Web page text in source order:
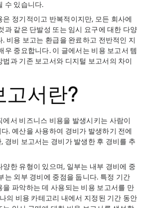
수 있습니다.
은 정기적이고 반복적이지만, 모든 회사에
과 같은 단발성 또는 임시 요구에 대한 다양
. 비용 보고는 환급을 완료하고 전반적인 지
우 중요합니다. 이 글에서는 비용 보고서 템
법과 기존 보고서와 디지털 보고서의 차이
고서란?
에서 비즈니스 비용을 발생시키는 사람이
. 예산을 사용하여 경비가 발생하기 전에
경비 보고서는 경비가 발생한 후 경비를 추
양한 유형이 있으며, 일부는 내부 경비에 중
는 외부 경비에 중점을 둡니다. 특정 기간
을 파악하는 데 사용되는 비용 보고서를 만
의 비용 카테고리 내에서 지정된 기간 동안